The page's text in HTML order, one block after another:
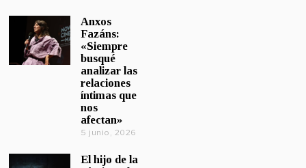
Anxos
Fazáns:
«Siempre
busqué
analizar las
relaciones
íntimas que
nos
afectan»
5 junio, 2026
El hijo de la